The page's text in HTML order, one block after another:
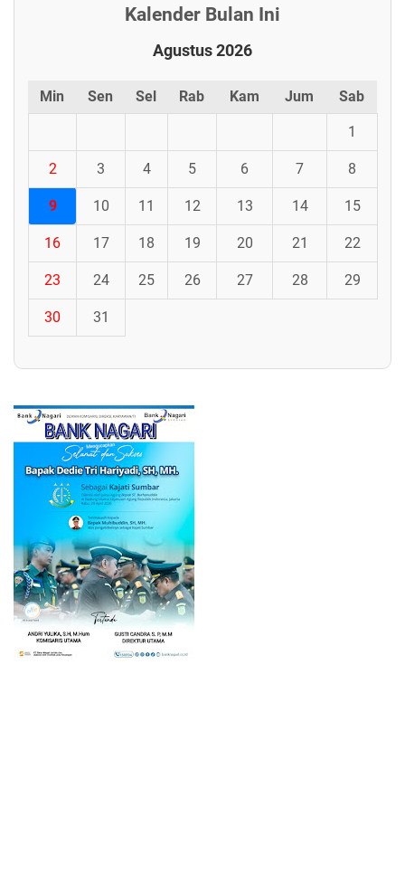
Kalender Bulan Ini
Agustus 2026
Min Sen Sel Rab Kam Jum Sab
1
2 3 4 5 6 7 8
9 10 11 12 13 14 15
16 17 18 19 20 21 22
23 24 25 26 27 28 29
30 31